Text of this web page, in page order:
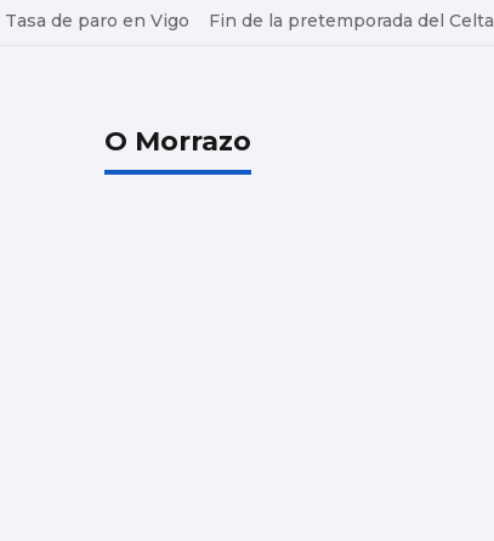
Tasa de paro en Vigo Fin de la pretemporada del Celta
O Morrazo